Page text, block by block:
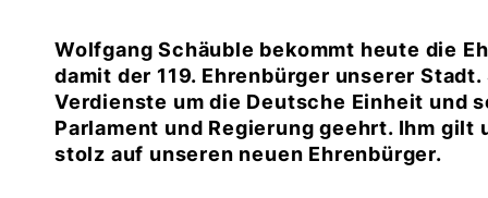
Wolfgang Schäuble bekommt heute die
damit der 119. Ehrenbürger unserer
Verdienste um die Deutsche Einheit und
Parlament und Regierung geehrt. Ihm gilt
stolz auf unseren neuen Ehrenbürger.